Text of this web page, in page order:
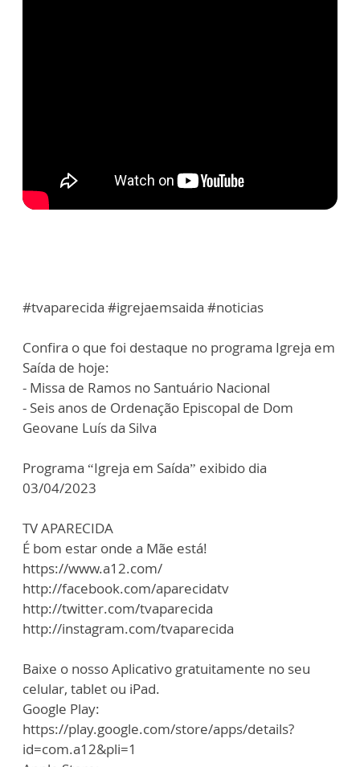
#tvaparecida #igrejaemsaida #noticias
Confira o que foi destaque no programa Igreja em
Saída de hoje:
- Missa de Ramos no Santuário Nacional
- Seis anos de Ordenação Episcopal de Dom
Geovane Luís da Silva
Programa “Igreja em Saída” exibido dia
03/04/2023
TV APARECIDA
É bom estar onde a Mãe está!
https://www.a12.com/
http://facebook.com/aparecidatv
http://twitter.com/tvaparecida
http://instagram.com/tvaparecida
Baixe o nosso Aplicativo gratuitamente no seu
celular, tablet ou iPad.
Google Play:
https://play.google.com/store/apps/details?
id=com.a12&pli=1